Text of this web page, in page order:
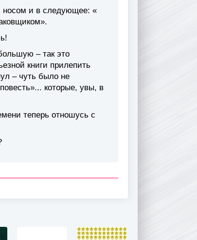
носом и в следующее: «
– так это
книги прилепить
– чуть было не
которые, увы, в
теперь отношусь с